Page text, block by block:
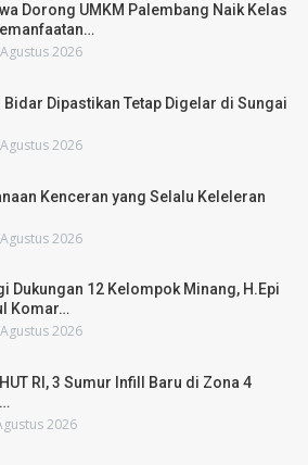
Dorong UMKM Palembang Naik Kelas
2026
Bidar Dipastikan Tetap Digelar di Sungai
2026
Kenceran yang Selalu Keleleran
2026
Dukungan 12 Kelompok Minang, H.Epi
Komar…
2026
RI, 3 Sumur Infill Baru di Zona 4
2026